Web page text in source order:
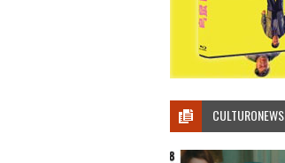
CULTURONEWS